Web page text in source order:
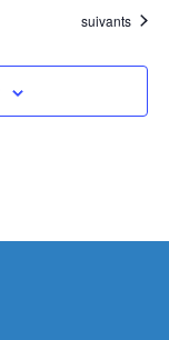
Évènements
suivants